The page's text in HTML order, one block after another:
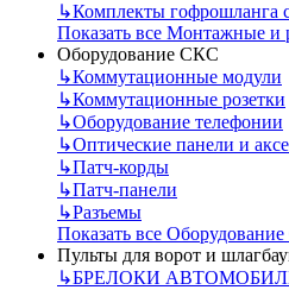
↳Комплекты гофрошланга
Показать все Монтажные и
Оборудование СКС
↳Коммутационные модули
↳Коммутационные розетки
↳Оборудование телефонии
↳Оптические панели и
↳Патч-корды
↳Патч-панели
↳Разъемы
Показать все
Пульты для ворот и
↳БРЕЛОКИ